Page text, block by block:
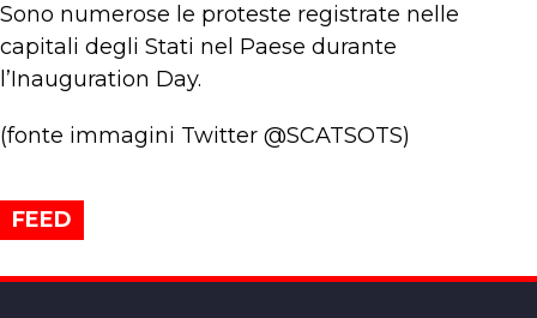
Sono numerose le proteste registrate nelle
capitali degli Stati nel Paese durante
l’Inauguration Day.
(fonte immagini Twitter @SCATSOTS)
FEED